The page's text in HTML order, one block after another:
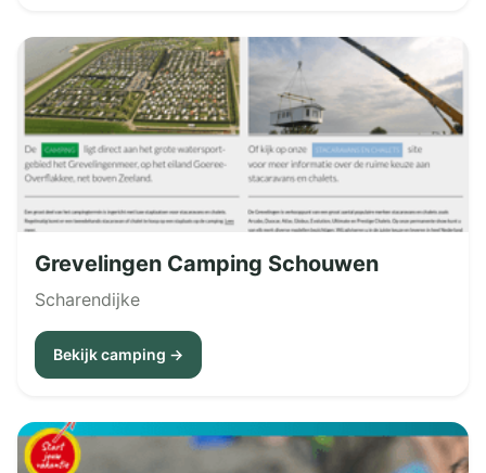
Grevelingen Camping Schouwen
Scharendijke
Bekijk camping →